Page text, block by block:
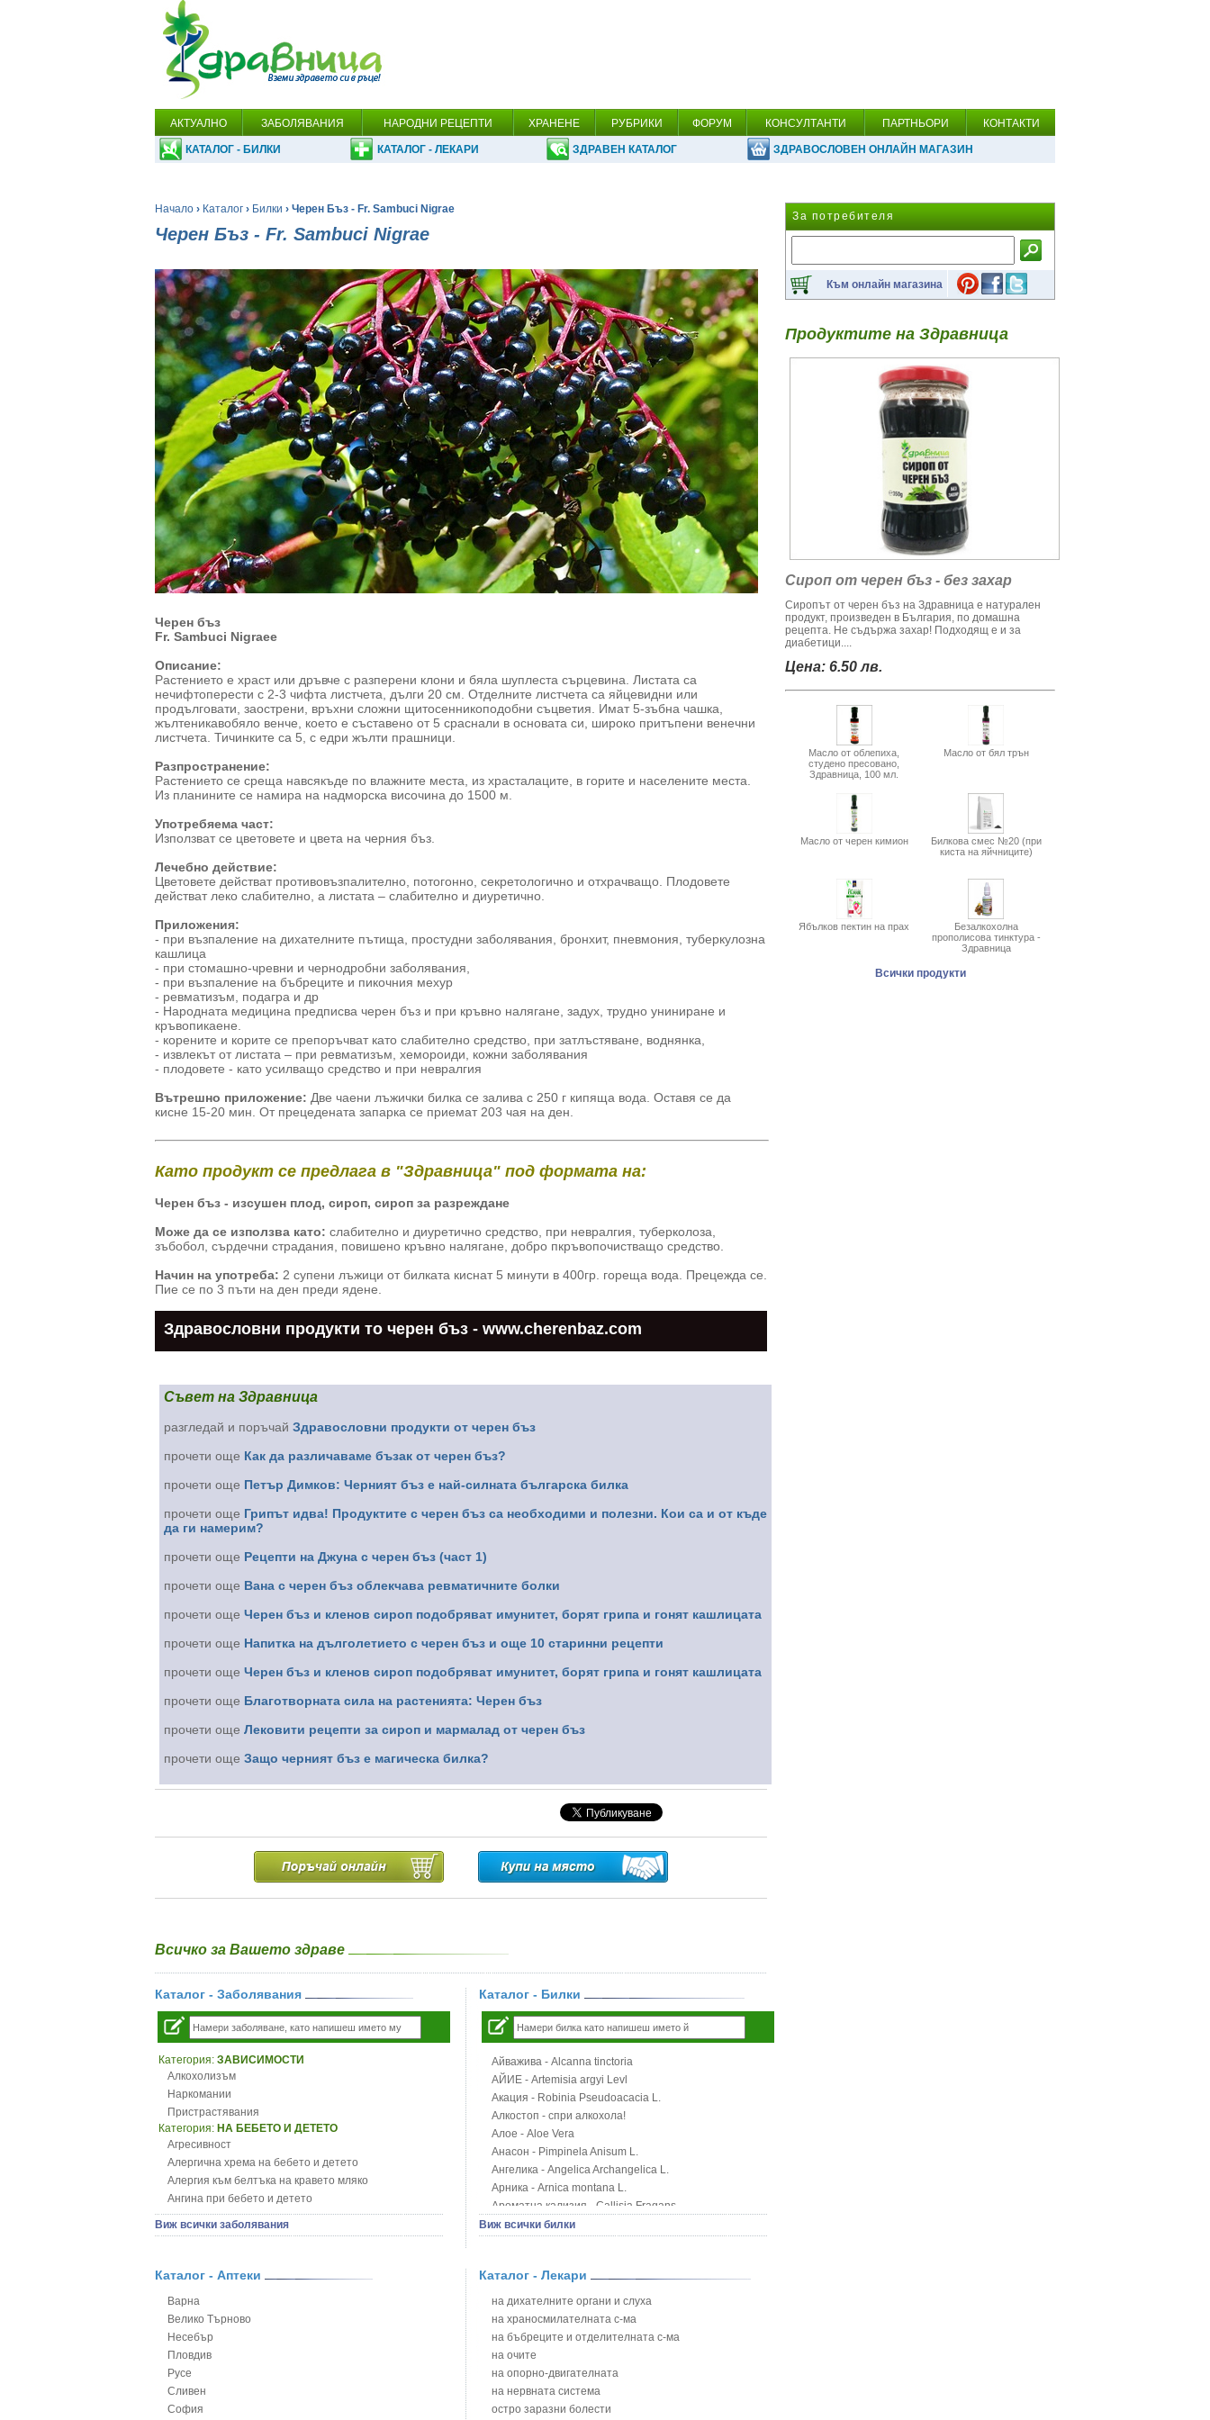
АКТУАЛНО ЗАБОЛЯВАНИЯ НАРОДНИ РЕЦЕПТИ ХРАНЕНЕ РУБРИКИ ФОРУМ КОНСУЛТАНТИ ПАРТНЬОРИ КОНТАКТИ
КАТАЛОГ - БИЛКИ КАТАЛОГ - ЛЕКАРИ ЗДРАВЕН КАТАЛОГ ЗДРАВОСЛОВЕН ОНЛАЙН МАГАЗИН
Начало › Каталог › Билки › Черен Бъз - Fr. Sambuci Nigrae
Черен Бъз - Fr. Sambuci Nigrae
Черен бъз
Fr. Sambuci Nigraee
Описание:
Растението е храст или дръвче с разперени клони и бяла шуплеста сърцевина. Листата са
нечифтоперести с 2-3 чифта листчета, дълги 20 см. Отделните листчета са яйцевидни или
продълговати, заострени, връхни сложни щитосенникоподобни съцветия. Имат 5-зъбна чашка,
жълтеникавобяло венче, което е съставено от 5 сраснали в основата си, широко притъпени венечни
листчета. Тичинките са 5, с едри жълти прашници.
Разпространение:
Растението се среща навсякъде по влажните места, из храсталаците, в горите и населените места.
Из планините се намира на надморска височина до 1500 м.
Употребяема част:
Използват се цветовете и цвета на черния бъз.
Лечебно действие:
Цветовете действат противовъзпалително, потогонно, секретологично и отхрачващо. Плодовете
действат леко слабително, а листата – слабително и диуретично.
Приложения:
- при възпаление на дихателните пътища, простудни заболявания, бронхит, пневмония, туберкулозна
кашлица
- при стомашно-чревни и чернодробни заболявания,
- при възпаление на бъбреците и пикочния мехур
- ревматизъм, подагра и др
- Народната медицина предписва черен бъз и при кръвно налягане, задух, трудно униниране и
кръвопикаене.
- корените и корите се препоръчват като слабително средство, при затлъстяване, воднянка,
- извлекът от листата – при ревматизъм, хемороиди, кожни заболявания
- плодовете - като усилващо средство и при невралгия
Вътрешно приложение: Две чаени лъжички билка се залива с 250 г кипяща вода. Оставя се да
кисне 15-20 мин. От прецедената запарка се приемат 203 чая на ден.
Като продукт се предлага в "Здравница" под формата на:
Черен бъз - изсушен плод, сироп, сироп за разреждане
Може да се използва като: слабително и диуретично средство, при невралгия, туберколоза,
зъбобол, сърдечни страдания, повишено кръвно налягане, добро пкръвопочистващо средство.
Начин на употреба: 2 супени лъжици от билката киснат 5 минути в 400гр. гореща вода. Прецежда се.
Пие се по 3 пъти на ден преди ядене.
Здравословни продукти то черен бъз - www.cherenbaz.com
Съвет на Здравница
разгледай и поръчай Здравословни продукти от черен бъз
прочети още Как да различаваме бъзак от черен бъз?
прочети още Петър Димков: Черният бъз е най-силната българска билка
прочети още Грипът идва! Продуктите с черен бъз са необходими и полезни. Кои са и от къде
да ги намерим?
прочети още Рецепти на Джуна с черен бъз (част 1)
прочети още Вана с черен бъз облекчава ревматичните болки
прочети още Черен бъз и кленов сироп подобряват имунитет, борят грипа и гонят кашлицата
прочети още Напитка на дълголетието с черен бъз и още 10 старинни рецепти
прочети още Черен бъз и кленов сироп подобряват имунитет, борят грипа и гонят кашлицата
прочети още Благотворната сила на растенията: Черен бъз
прочети още Лековити рецепти за сироп и мармалад от черен бъз
прочети още Защо черният бъз е магическа билка?
Всичко за Вашето здраве
Каталог - Заболявания
Категория: ЗАВИСИМОСТИ
Алкохолизъм
Наркомании
Пристрастявания
Категория: НА БЕБЕТО И ДЕТЕТО
Агресивност
Алергична хрема на бебето и детето
Алергия към белтъка на кравето мляко
Ангина при бебето и детето
Анемия при бебето и детето
Апетит - пълни деца
Безапетитие при бебето и детето
Бронхит и пневмония при деца
Варицела
Висока температура на бебето и детето
Възпаление на ушите на бебето и детето
Глисти
Грижа за пъпа на новороденото
Грип при бебето и детето
Виж всички заболявания
Каталог - Билки
Айважива - Alcanna tinctoria
АЙИЕ - Artemisia argyi Levl
Акация - Robinia Pseudoacacia L.
Алкостоп - спри алкохола!
Алое - Aloe Vera
Анасон - Pimpinela Anisum L.
Ангелика - Angelica Archangelica L.
Арника - Arnica montana L.
Ароматна кализия - Callisia Fragans
Арония - Sorbus melanocorpa
Блатен аир - Acorus calamus L.
Блатен тъжник - Spirea ulmaria L.
Блян
Бобови шушулки - Phaseolus Vulgaris L.
Божур - Paeonia Decora
Борови връхчета - Pinus sylvestris
Босилек - Ocimum Basillicum
Брей - Tamus Communis
Виж всички билки
Каталог - Аптеки
Варна
Велико Търново
Несебър
Пловдив
Русе
Сливен
София
Каталог - Лекари
на дихателните органи и слуха
на храносмилателната с-ма
на бъбреците и отделителната с-ма
на очите
на опорно-двигателната
на нервната система
остро заразни болести
За потребителя
Към онлайн магазина
Продуктите на Здравница
Сироп от черен бъз - без захар
Сиропът от черен бъз на Здравница е натурален
продукт, произведен в България, по домашна
рецепта. Не съдържа захар! Подходящ е и за
диабетици....
Цена: 6.50 лв.
Масло от облепиха,
студено пресовано,
Здравница, 100 мл.
Масло от бял трън
Масло от черен кимион
Билкова смес №20 (при
киста на яйчниците)
Ябълков пектин на прах
Безалкохолна
прополисова тинктура -
Здравница
Всички продукти